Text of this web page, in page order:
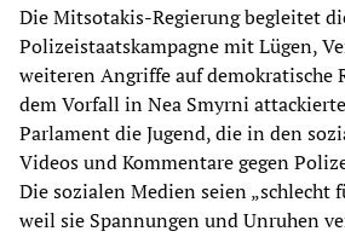
Die Mitsotakis-Regierung begleitet
Polizeistaatskampagne mit Lügen,
weiteren Angriffe auf demokratische
dem Vorfall in Nea Smyrni
Parlament die Jugend, die in den
Videos und Kommentare gegen
Die sozialen Medien seien „schlecht
weil sie Spannungen und Unruhen